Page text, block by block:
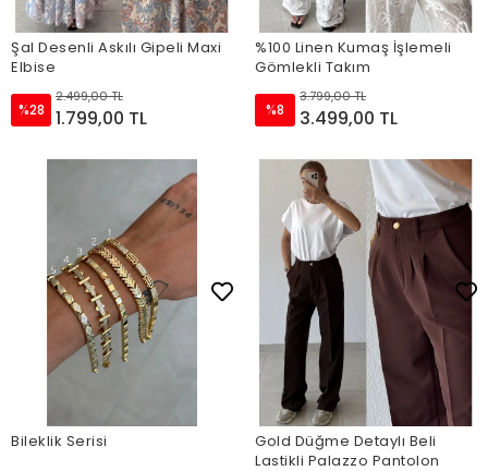
Şal Desenli Askılı Gipeli Maxi
Elbise
%28
2.499,00 TL
1.799,00 TL
%100 Linen Kumaş İşlemeli
Gömlekli Takım
%8
3.799,00 TL
3.499,00 TL
Bileklik Serisi
Gold Düğme Detaylı Beli
Lastikli Palazzo Pantolon